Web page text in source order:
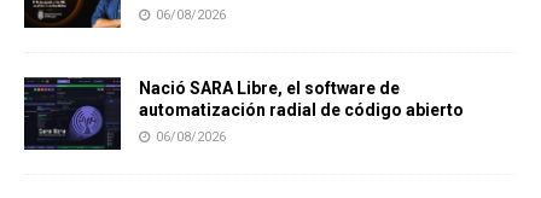
06/08/2026
Nació SARA Libre, el software de
automatización radial de código abierto
06/08/2026